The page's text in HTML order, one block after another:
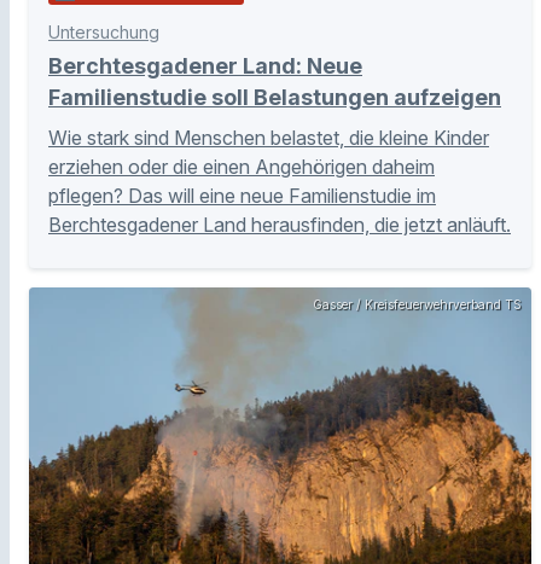
Untersuchung
Berchtesgadener Land: Neue
Familienstudie soll Belastungen aufzeigen
Wie stark sind Menschen belastet, die kleine Kinder
erziehen oder die einen Angehörigen daheim
pflegen? Das will eine neue Familienstudie im
Berchtesgadener Land herausfinden, die jetzt anläuft.
Gasser / Kreisfeuerwehrverband TS